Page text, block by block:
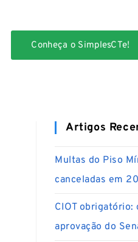
Conheça o SimplesCTe!
Artigos
Multas do Piso
canceladas em
CIOT obrigatório:
aprovação do